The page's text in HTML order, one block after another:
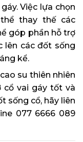
Việc lựa chọn
thay thế các
góp phần hỗ trợ
lên các đốt sống
kể.
su thiên nhiên
cổ vai gáy tốt và
sống cổ, hãy liên
077 6666 089